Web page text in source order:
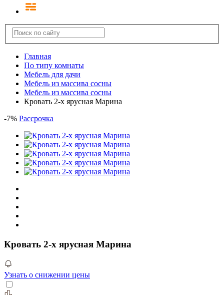
Главная
По типу комнаты
Мебель для дачи
Мебель из массива сосны
Мебель из массива сосны
Кровать 2-х ярусная Марина
-7% Рассрочка
Кровать 2-х ярусная Марина
Узнать о снижении цены